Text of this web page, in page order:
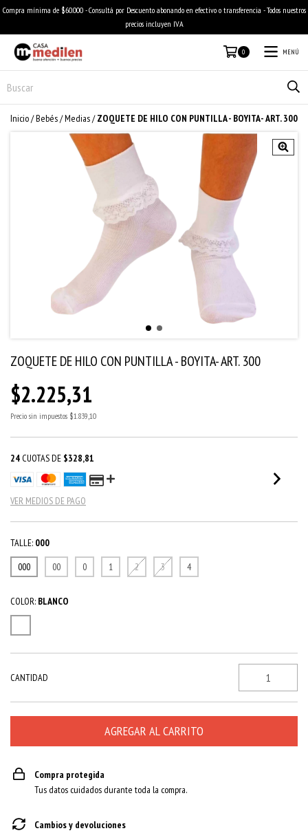
Compra mínima de $60.000 - Consultá por Descuento abonando en efectivo o transferencia - Todos nuestros
precios incluyen IVA
0 MENÚ
Inicio/Bebés/Medias/ ZOQUETE DE HILO CON PUNTILLA - BOYITA- ART. 300
ZOQUETE DE HILO CON PUNTILLA - BOYITA- ART. 300
$2.225,31
Precio sin impuestos $1.839,10
24 CUOTAS DE $328,81
VER MEDIOS DE PAGO
TALLE: 000
000
00 0 1 2 3 4
COLOR: BLANCO
CANTIDAD
Compra protegida
Tus datos cuidados durante toda la compra.
Cambios y devoluciones